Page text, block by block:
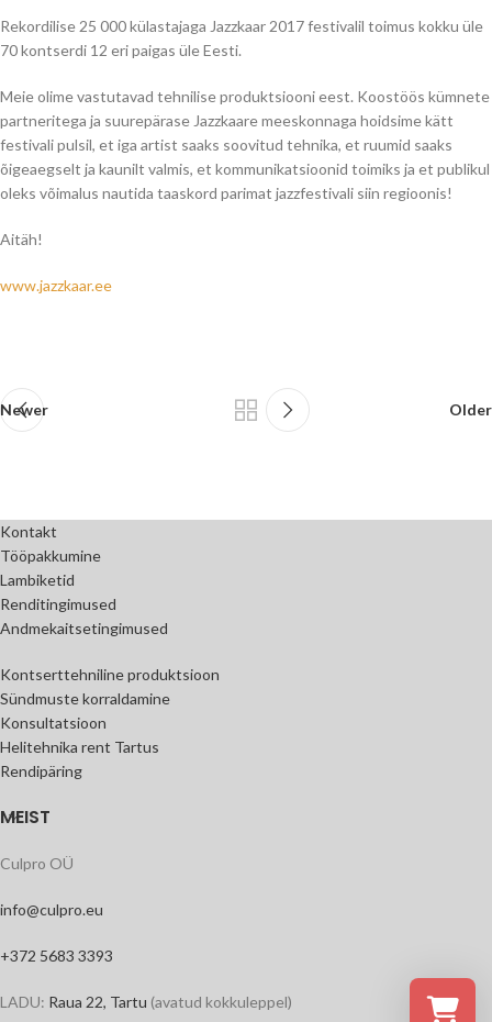
Rekordilise 25 000 külastajaga Jazzkaar 2017 festivalil toimus kokku üle
70 kontserdi 12 eri paigas üle Eesti.
Meie olime vastutavad tehnilise produktsiooni eest. Koostöös kümnete
partneritega ja suurepärase Jazzkaare meeskonnaga hoidsime kätt
festivali pulsil, et iga artist saaks soovitud tehnika, et ruumid saaks
õigeaegselt ja kaunilt valmis, et kommunikatsioonid toimiks ja et publikul
oleks võimalus nautida taaskord parimat jazzfestivali siin regioonis!
Aitäh!
www.jazzkaar.ee
Newer Older
Kontakt
Tööpakkumine
Lambiketid
Renditingimused
Andmekaitsetingimused
Kontserttehniline produktsioon
Sündmuste korraldamine
Konsultatsioon
Helitehnika rent Tartus
Rendipäring
MEIST
Culpro OÜ
info@culpro.eu
+372 5683 3393
LADU: Raua 22, Tartu (avatud kokkuleppel)